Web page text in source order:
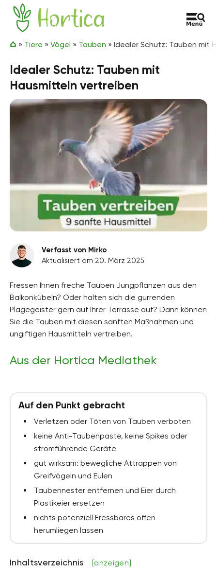
Zum Inhalt springen
Hortica
» Tiere » Vögel » Tauben » Idealer Schutz: Tauben mit
Idealer Schutz: Tauben mit
Hausmitteln vertreiben
Verfasst von Mirko
Aktualisiert am 20. März 2025
Fressen Ihnen freche Tauben Jungpflanzen aus den
Balkonkübeln? Oder halten sich die gurrenden
Plagegeister gern auf Ihrer Terrasse auf? Dann können
Sie die Tauben mit diesen sanften Maßnahmen und
ungiftigen Hausmitteln vertreiben.
Aus der Hortica Mediathek
Auf den Punkt gebracht
Verletzen oder Töten von Tauben verboten
keine Anti-Taubenpaste, keine Spikes oder
stromführende Geräte
gut wirksam: bewegliche Attrappen von
Greifvögeln und Eulen
Taubennester entfernen und Eier durch
Plastikeier ersetzen
nichts potenziell Fressbares offen
herumliegen lassen
Inhaltsverzeichnis [anzeigen]